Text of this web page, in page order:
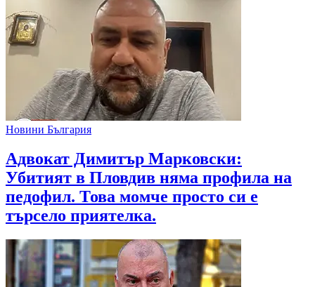
Новини България
Адвокат Димитър Марковски:
Убитият в Пловдив няма профила на
педофил. Това момче просто си е
търсело приятелка.